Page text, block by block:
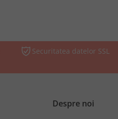
Securitatea datelor SSL
Despre noi